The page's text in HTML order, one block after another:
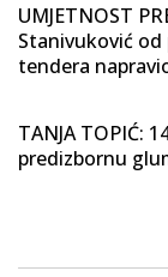
UMJETNOST
Stanivuković
tendera
TANJA TOPIĆ:
predizbornu